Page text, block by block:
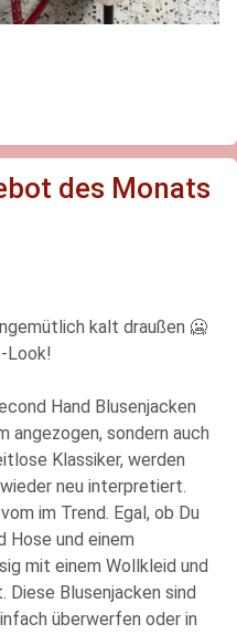
des Monats
kalt draußen 🥶
Look!
Hand Blusenjacken
angezogen, sondern auch
Klassiker, werden
neu interpretiert.
im Trend. Egal, ob Du
Hose und einem
mit einem Wollkleid und
Diese Blusenjacken sind
überwerfen oder in